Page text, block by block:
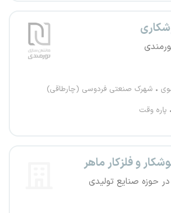
شهرک صنعتی فردوسی (چارطاقی)
پاره وقت
و فلزکار ماهر
حوزه صنایع تولیدی